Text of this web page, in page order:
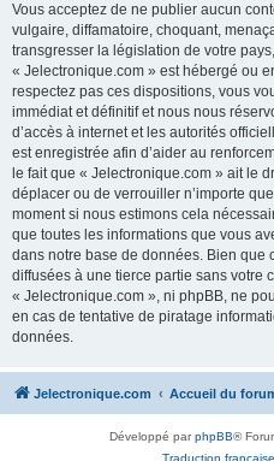
Vous acceptez de ne publier aucun
vulgaire, diffamatoire, choquant,
transgresser la législation de votre
« Jelectronique.com » est hébergé ou
respectez pas ces dispositions, vous
immédiat et définitif et nous nous
d’accès à internet et les autorités
est enregistrée afin d’aider au
le fait que « Jelectronique.com » ait le
déplacer ou de verrouiller n’importe
moment si nous estimons cela
que toutes les informations que vous
dans notre base de données. Bien que
diffusées à une tierce partie sans votre
« Jelectronique.com », ni phpBB, ne
en cas de tentative de piratage
données.
Jelectronique.com Accueil du
Développé parphpBB®
Traduction